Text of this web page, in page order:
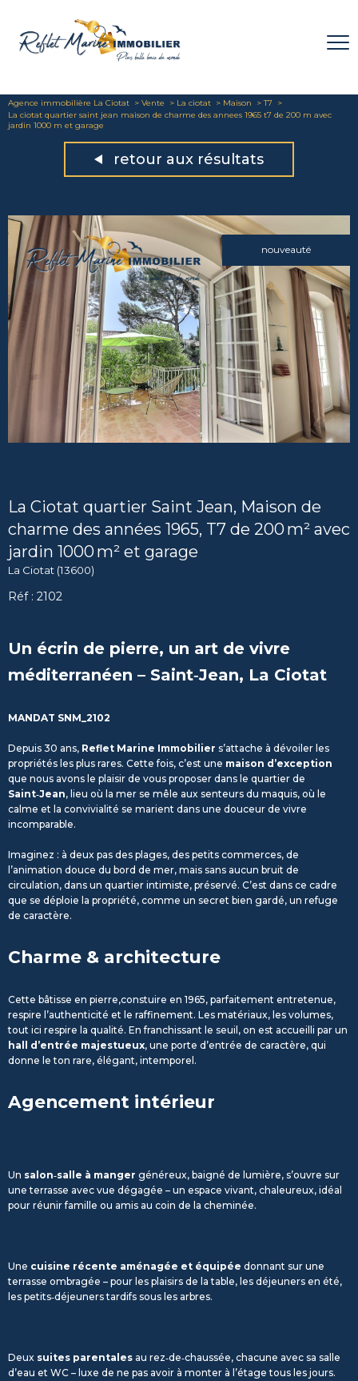
Agence immobilière La Ciotat Vente La ciotat Maison
T7
La ciotat quartier saint jean maison de charme des annees 1965 t7 de 200 m avec
jardin 1000 m et garage
retour aux résultats
nouveauté
La Ciotat quartier Saint Jean, Maison de
charme des années 1965, T7 de 200 m² avec
jardin 1000 m² et garage
La Ciotat (13600)
Réf : 2102
Un écrin de pierre, un art de vivre
méditerranéen – Saint‑Jean, La Ciotat
MANDAT SNM_2102
Depuis 30 ans, Reflet Marine Immobilier s’attache à dévoiler les
propriétés les plus rares. Cette fois, c’est une maison d’exception
que nous avons le plaisir de vous proposer dans le quartier de
Saint‑Jean, lieu où la mer se mêle aux senteurs du maquis, où le
calme et la convivialité se marient dans une douceur de vivre
incomparable.
Imaginez : à deux pas des plages, des petits commerces, de
l’animation douce du bord de mer, mais sans aucun bruit de
circulation, dans un quartier intimiste, préservé. C’est dans ce cadre
que se déploie la propriété, comme un secret bien gardé, un refuge
de caractère.
Charme & architecture
Cette bâtisse en pierre,constuire en 1965, parfaitement entretenue,
respire l’authenticité et le raffinement. Les matériaux, les volumes,
tout ici respire la qualité. En franchissant le seuil, on est accueilli par un
hall d’entrée majestueux, une porte d’entrée de caractère, qui
donne le ton rare, élégant, intemporel.
Agencement intérieur
Un salon‑salle à manger généreux, baigné de lumière, s’ouvre sur
une terrasse avec vue dégagée – un espace vivant, chaleureux, idéal
pour réunir famille ou amis au coin de la cheminée.
Une cuisine récente aménagée et équipée donnant sur une
terrasse ombragée – pour les plaisirs de la table, les déjeuners en été,
les petits‑déjeuners tardifs sous les arbres.
Deux suites parentales au rez‑de‑chaussée, chacune avec sa salle
d’eau et WC – luxe de ne pas avoir à monter à l’étage tous les jours.